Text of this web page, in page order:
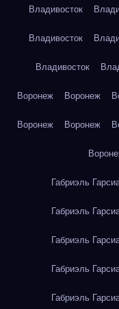
Владивосток
Владивосток
Владивосток
Воронеж Воронеж
Воронеж Воронеж
Габриэль
Габриэль
Габриэль
Габриэль
Габриэль